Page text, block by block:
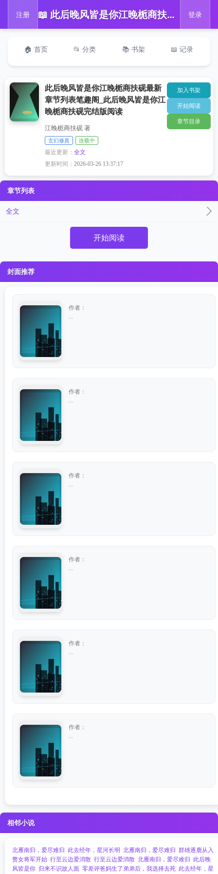
注册 📖 此后晚风皆是你江晚栀商扶砚最新章节列表笔趣阁_此后晚风皆是你江晚栀商扶砚完结版阅读 登录
🏠 首页 📂 分类 📚 书架 📖 记录
此后晚风皆是你江晚栀商扶砚最新
章节列表笔趣阁_此后晚风皆是你江
晚栀商扶砚完结版阅读
江晚栀商扶砚 著
玄幻修真 连载中
最近更新：全文
更新时间：2026-03-26 13:37:17
加入书架
开始阅读
章节目录
章节列表
全文
开始阅读
封面推荐
作者：
作者：
作者：
作者：
作者：
作者：
相邻小说
北雁南归，爱尽难归 此去经年，星河长明 北雁南归，爱尽难归 群雄逐鹿从入
赘女将军开始 行至云边爱消散 行至云边爱消散 北雁南归，爱尽难归 此后晚
风皆是你 归来不识故人面 零差评爸妈生了弟弟后，我选择去死 此去经年，星